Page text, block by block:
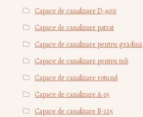
Capace de canalizare D-400
Capace de canalizare patrat
Capace de canalizare pentru grădină
Capace de canalizare pentru tub
Capace de canalizare rotund
Capace de canalizare А-15
Capace de canalizare В-125